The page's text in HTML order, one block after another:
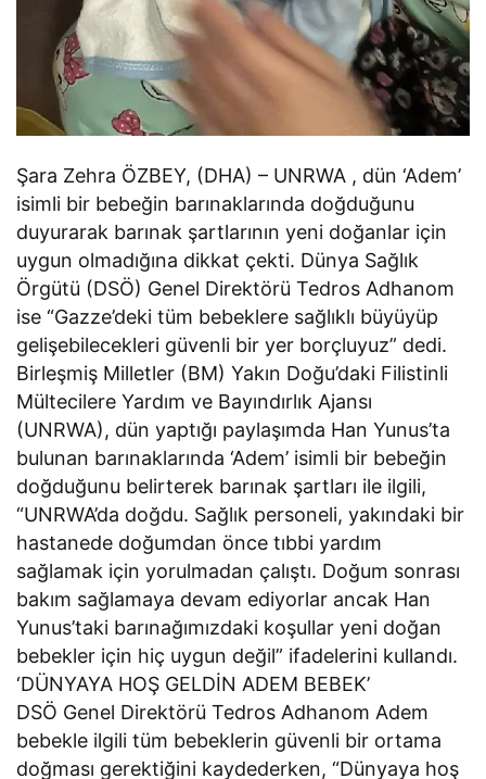
Şara Zehra ÖZBEY, (DHA) – UNRWA , dün ‘Adem’
isimli bir bebeğin barınaklarında doğduğunu
duyurarak barınak şartlarının yeni doğanlar için
uygun olmadığına dikkat çekti. Dünya Sağlık
Örgütü (DSÖ) Genel Direktörü Tedros Adhanom
ise “Gazze’deki tüm bebeklere sağlıklı büyüyüp
gelişebilecekleri güvenli bir yer borçluyuz” dedi.
Birleşmiş Milletler (BM) Yakın Doğu’daki Filistinli
Mültecilere Yardım ve Bayındırlık Ajansı
(UNRWA), dün yaptığı paylaşımda Han Yunus’ta
bulunan barınaklarında ‘Adem’ isimli bir bebeğin
doğduğunu belirterek barınak şartları ile ilgili,
“UNRWA’da doğdu. Sağlık personeli, yakındaki bir
hastanede doğumdan önce tıbbi yardım
sağlamak için yorulmadan çalıştı. Doğum sonrası
bakım sağlamaya devam ediyorlar ancak Han
Yunus’taki barınağımızdaki koşullar yeni doğan
bebekler için hiç uygun değil” ifadelerini kullandı.
‘DÜNYAYA HOŞ GELDİN ADEM BEBEK’
DSÖ Genel Direktörü Tedros Adhanom Adem
bebekle ilgili tüm bebeklerin güvenli bir ortama
doğması gerektiğini kaydederken, “Dünyaya hoş